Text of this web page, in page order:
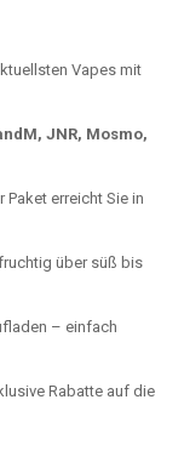
Vapes mit
JNR, Mosmo,
Paket erreicht Sie in
über süß bis
– einfach
Rabatte auf die